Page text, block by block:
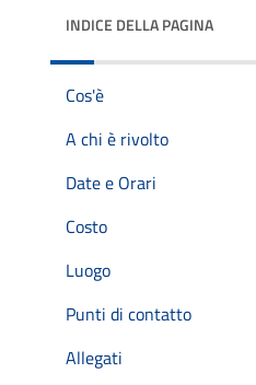
INDICE DELLA PAGINA
Cos'è
A chi è rivolto
Date e Orari
Costo
Luogo
Punti di contatto
Allegati